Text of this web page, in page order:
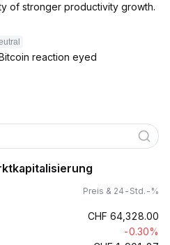
of stronger productivity growth.
reaction eyed
Preis & 24-Std.-%
CHF 64,328.00
-0.30%